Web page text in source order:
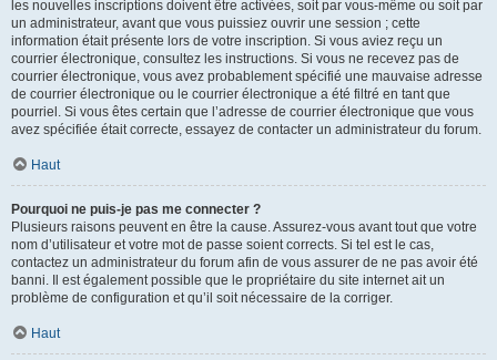
les nouvelles inscriptions doivent être activées, soit par vous-même ou soit par
un administrateur, avant que vous puissiez ouvrir une session ; cette
information était présente lors de votre inscription. Si vous aviez reçu un
courrier électronique, consultez les instructions. Si vous ne recevez pas de
courrier électronique, vous avez probablement spécifié une mauvaise adresse
de courrier électronique ou le courrier électronique a été filtré en tant que
pourriel. Si vous êtes certain que l’adresse de courrier électronique que vous
avez spécifiée était correcte, essayez de contacter un administrateur du forum.
Haut
Pourquoi ne puis-je pas me connecter ?
Plusieurs raisons peuvent en être la cause. Assurez-vous avant tout que votre
nom d’utilisateur et votre mot de passe soient corrects. Si tel est le cas,
contactez un administrateur du forum afin de vous assurer de ne pas avoir été
banni. Il est également possible que le propriétaire du site internet ait un
problème de configuration et qu’il soit nécessaire de la corriger.
Haut